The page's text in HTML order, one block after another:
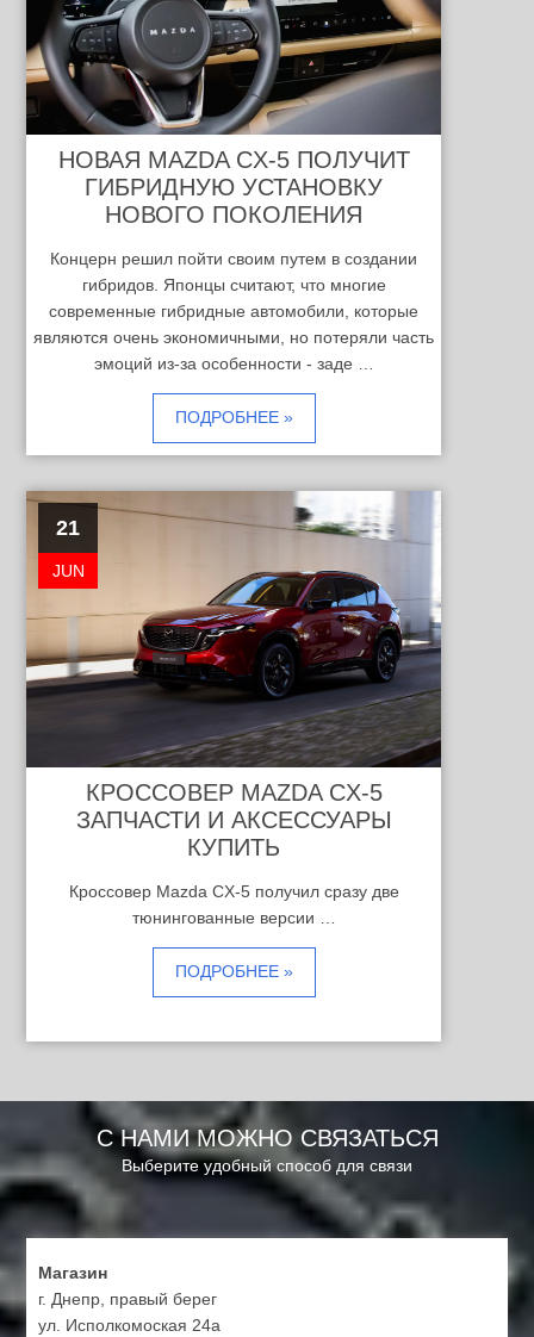
НОВАЯ MAZDA CX-5 ПОЛУЧИТ
ГИБРИДНУЮ УСТАНОВКУ
НОВОГО ПОКОЛЕНИЯ
Концерн решил пойти своим путем в создании
гибридов. Японцы считают, что многие
современные гибридные автомобили, которые
являются очень экономичными, но потеряли часть
эмоций из-за особенности - заде …
ПОДРОБНЕЕ »
21
JUN
КРОССОВЕР MAZDA CX-5
ЗАПЧАСТИ И АКСЕССУАРЫ
КУПИТЬ
Кроссовер Mazda CX-5 получил сразу две
тюнингованные версии …
ПОДРОБНЕЕ »
С НАМИ МОЖНО СВЯЗАТЬСЯ
Выберите удобный способ для связи
Магазин
г. Днепр, правый берег
ул. Исполкомоская 24а